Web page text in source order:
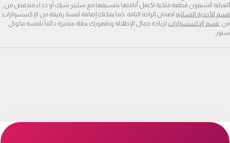
العباية الشيفون قطعة ملكية تكتمل أناقتها بتنسيقها مع سليبر شيك أو حذاء منخفض من
قسم الأحذية النسائية
من قسم الإكسسوارات
ستور.